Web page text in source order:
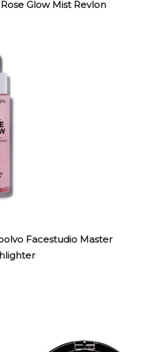
Glow Mist Revlon
Facestudio Master